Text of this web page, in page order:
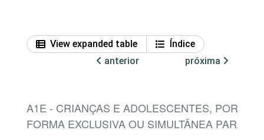
View expanded table
Índice
anterior
próxima
A1E - CRIANÇAS E ADOLESCENTES, POR
FORMA EXCLUSIVA OU SIMULTÂNEA PARA